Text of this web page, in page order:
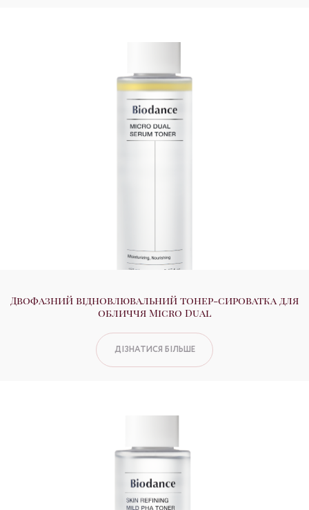
Двофазний відновлювальний тонер-сироватка для
обличчя Micro Dual
ДІЗНАТИСЯ БІЛЬШЕ